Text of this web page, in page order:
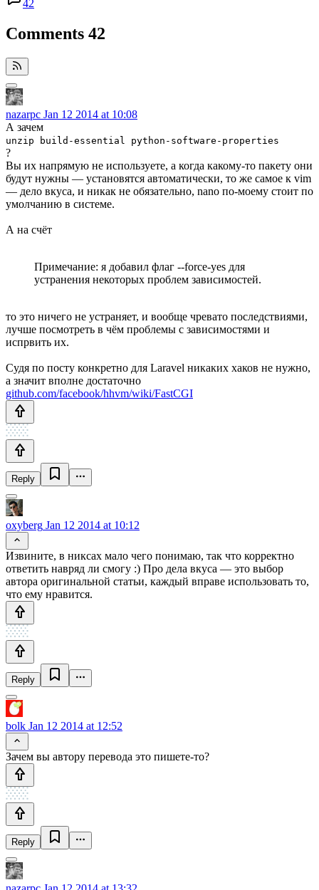
42
Comments 42
nazarpc Jan 12 2014 at 10:08
А зачем
unzip build-essential python-software-properties
?
Вы их напрямую не используете, а когда какому-то пакету они
будут нужны — установятся автоматически, то же самое к vim
— дело вкуса, и никак не обязательно, nano по-моему стоит по
умолчанию в системе.
А на счёт
Примечание: я добавил флаг --force-yes для
устранения некоторых проблем зависимостей.
то это ничего не устраняет, и вообще чревато последствиями,
лучше посмотреть в чём проблемы с зависимостями и
испрвить их.
Судя по посту конкретно для Laravel никаких хаков не нужно,
а значит вполне достаточно
github.com/facebook/hhvm/wiki/FastCGI
Reply
oxyberg Jan 12 2014 at 10:12
Извините, в никсах мало чего понимаю, так что корректно
ответить навряд ли смогу :) Про дела вкуса — это выбор
автора оригинальной статьи, каждый вправе использовать то,
что ему нравится.
Reply
bolk Jan 12 2014 at 12:52
Зачем вы автору перевода это пишете-то?
Reply